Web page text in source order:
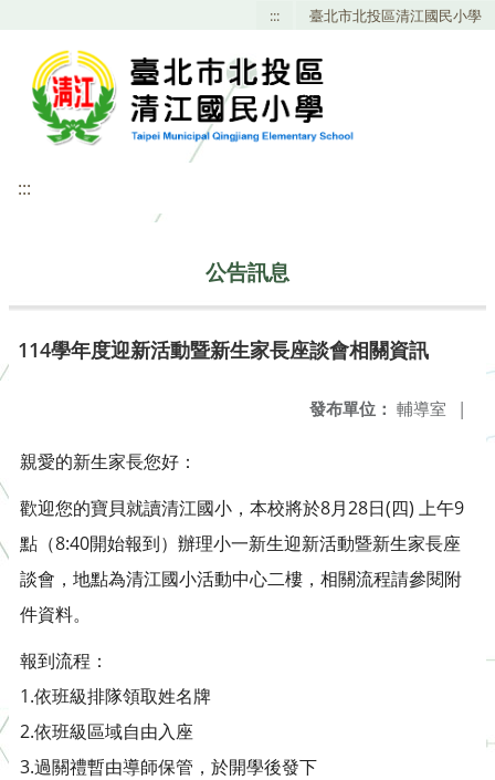
::: 臺北市北投區清江國民小學
:::
公告訊息
114學年度迎新活動暨新生家長座談會相關資訊
發布單位： 輔導室 |
親愛的新生家長您好：
歡迎您的寶貝就讀清江國小，本校將於8月28日(四) 上午9
點（8:40開始報到）辦理小一新生迎新活動暨新生家長座
談會，地點為清江國小活動中心二樓，相關流程請參閱附
件資料。
報到流程：
1.依班級排隊領取姓名牌
2.依班級區域自由入座
3.過關禮暫由導師保管，於開學後發下